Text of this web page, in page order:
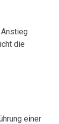
die
einer